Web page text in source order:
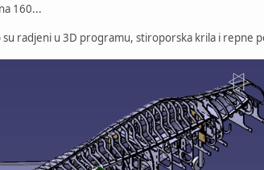
160...
radjeni u 3D programu, stiroporska krila i repne